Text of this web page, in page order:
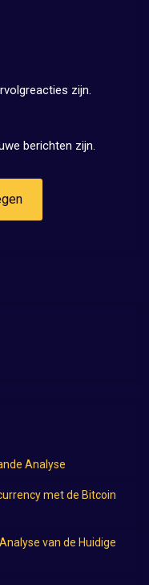
zijn.
berichten zijn.
Analyse
met de Bitcoin
van de Huidige